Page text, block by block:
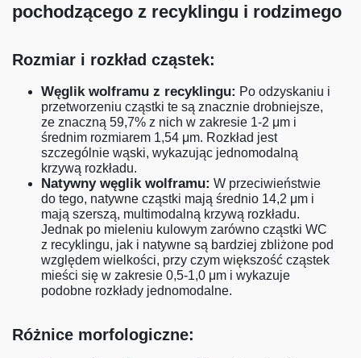
pochodzącego z recyklingu i rodzimego
Rozmiar i rozkład cząstek:
Węglik wolframu z recyklingu: Po odzyskaniu i
przetworzeniu cząstki te są znacznie drobniejsze,
ze znaczną 59,7% z nich w zakresie 1-2 μm i
średnim rozmiarem 1,54 μm. Rozkład jest
szczególnie wąski, wykazując jednomodalną
krzywą rozkładu.
Natywny węglik wolframu: W przeciwieństwie
do tego, natywne cząstki mają średnio 14,2 μm i
mają szerszą, multimodalną krzywą rozkładu.
Jednak po mieleniu kulowym zarówno cząstki WC
z recyklingu, jak i natywne są bardziej zbliżone pod
względem wielkości, przy czym większość cząstek
mieści się w zakresie 0,5-1,0 μm i wykazuje
podobne rozkłady jednomodalne.
Różnice morfologiczne: